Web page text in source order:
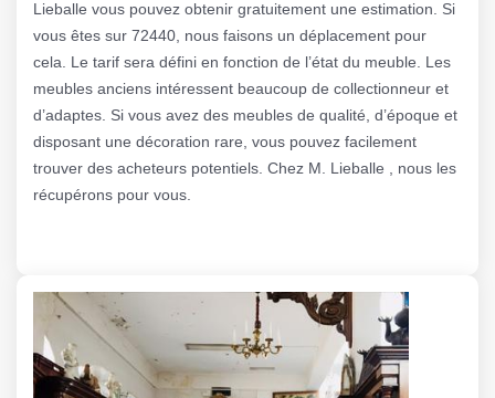
Lieballe vous pouvez obtenir gratuitement une estimation. Si
vous êtes sur 72440, nous faisons un déplacement pour
cela. Le tarif sera défini en fonction de l’état du meuble. Les
meubles anciens intéressent beaucoup de collectionneur et
d’adaptes. Si vous avez des meubles de qualité, d’époque et
disposant une décoration rare, vous pouvez facilement
trouver des acheteurs potentiels. Chez M. Lieballe , nous les
récupérons pour vous.